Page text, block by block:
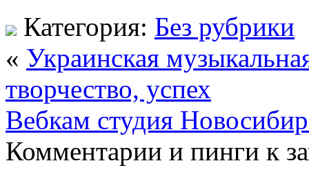
Категория: Без рубрики
« Украинская
творчество, успех
Вебкам студия
Комментарии и пинги к